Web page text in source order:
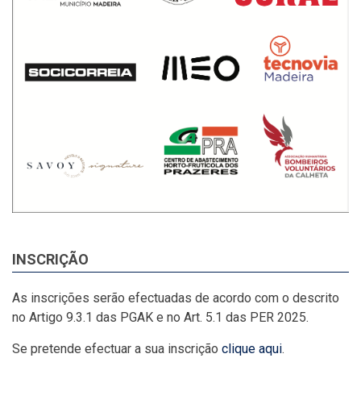
INSCRIÇÃO
As inscrições serão efectuadas de acordo com o descrito
no Artigo 9.3.1 das PGAK e no Art. 5.1 das PER 2025.
Se pretende efectuar a sua inscrição clique aqui.